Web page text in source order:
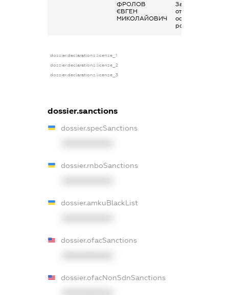
ФРОЛОВ
ЄВГЕН
МИКОЛАЙОВИЧ
Заробітна плата
отримана за
основним місцем
роботи
dossier.declarations.license_1
dossier.declarations.license_2
dossier.declarations.license_3
dossier.sanctions
dossier.specSanctions
dossier.rnboSanctions
dossier.amkuBlackList
dossier.ofacSanctions
dossier.ofacNonSdnSanctions